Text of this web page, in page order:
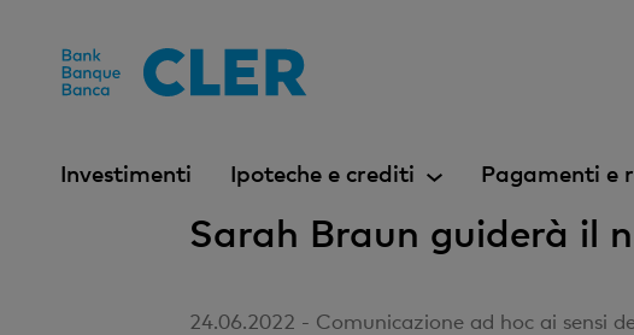
Investimenti Ipoteche e crediti Pagamenti e
Sarah Braun guiderà il
24.06.2022 - Comunicazione ad hoc ai sensi